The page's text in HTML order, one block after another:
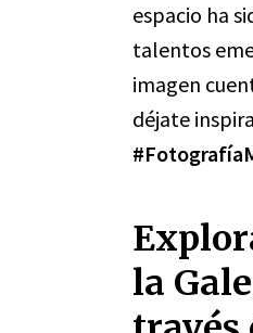
espacio ha
talentos
imagen
déjate
la